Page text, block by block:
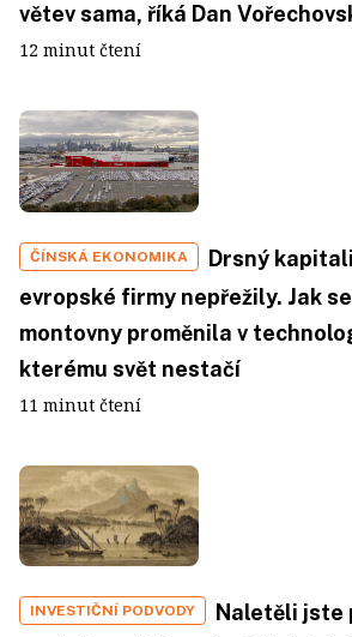
větev sama, říká Dan
12 minut čtení
ČÍNSKÁ EKONOMIKA
Drsný
evropské firmy nepřežily. Jak
montovny proměnila v
kterému svět nestačí
11 minut čtení
INVESTIČNÍ PODVODY
Naletěli jste